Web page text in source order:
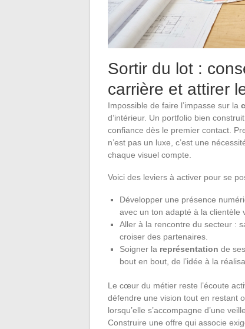
Sortir du lot :
carrière et attirer
Impossible de faire l’impasse sur la
d’intérieur. Un portfolio bien
confiance dès le premier contact.
n’est pas un luxe, c’est une
chaque visuel compte.
Voici des leviers à activer pour se
Développer une présence
avec un ton adapté à la clientèle
Aller à la rencontre du secteur :
croiser des partenaires.
Soigner la représentation de
bout en bout, de l’idée à la
Le cœur du métier reste l’écoute
défendre une vision tout en restant
lorsqu’elle s’accompagne d’une
Construire une offre qui associe